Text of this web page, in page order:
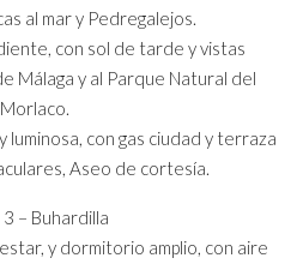
al mar y Pedregalejos.
con sol de tarde y vistas
Málaga y al Parque Natural del
Morlaco.
luminosa, con gas ciudad y terraza
Aseo de cortesía.
3 – Buhardilla
y dormitorio amplio, con aire